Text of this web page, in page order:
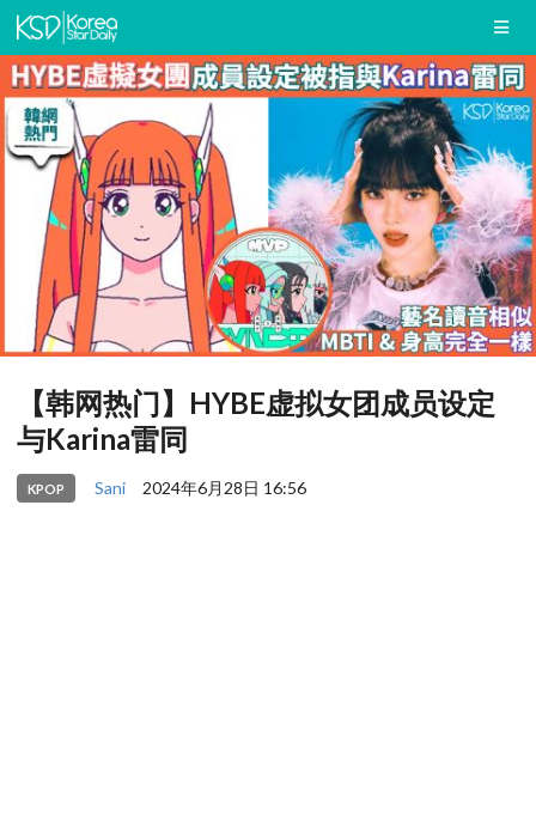
【韩网热门】HYBE虚拟女团成员设定
与Karina雷同
KPOP Sani 2024年6月28日 16:56